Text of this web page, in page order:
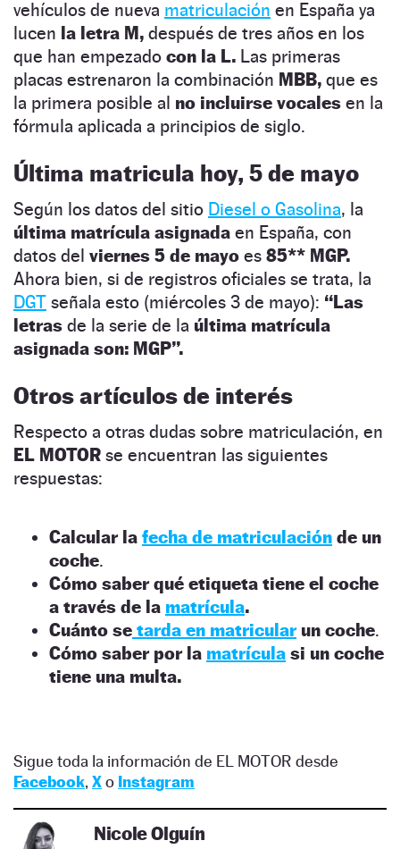
vehículos de nueva matriculación en España ya
lucen la letra M, después de tres años en los
que han empezado con la L. Las primeras
placas estrenaron la combinación MBB, que es
la primera posible al no incluirse vocales en la
fórmula aplicada a principios de siglo.
Última matricula hoy, 5 de mayo
Según los datos del sitio Diesel o Gasolina, la
última matrícula asignada en España, con
datos del viernes 5 de mayo es 85** MGP.
Ahora bien, si de registros oficiales se trata, la
DGT señala esto (miércoles 3 de mayo): “Las
letras de la serie de la última matrícula
asignada son: MGP”.
Otros artículos de interés
Respecto a otras dudas sobre matriculación, en
EL MOTOR se encuentran las siguientes
respuestas:
Calcular la fecha de matriculación de un
coche.
Cómo saber qué etiqueta tiene el coche
a través de la matrícula.
Cuánto se tarda en matricularun coche.
Cómo saber por la matrícula si un coche
tiene una multa.
Sigue toda la información de EL MOTOR desde
Facebook, Xo Instagram
Nicole Olguín